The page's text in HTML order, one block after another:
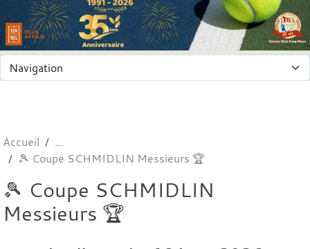
Accueil
🎾 Coupe SCHMIDLIN Messieurs 🏆
🎾 Coupe SCHMIDLIN
Messieurs 🏆
Panneau de gestion des cookies